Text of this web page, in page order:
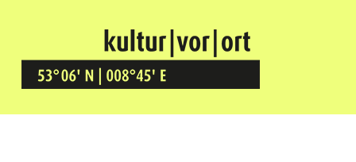
Kultur Vor Ort
BREMEN GRÖPELINGEN